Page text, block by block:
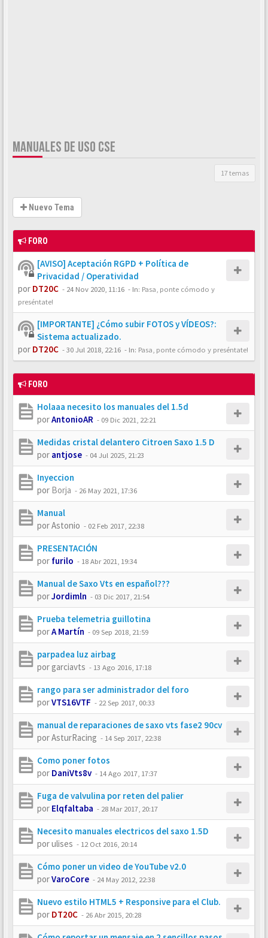
MANUALES DE USO CSE
17 temas
Nuevo Tema
FORO
[AVISO] Aceptación RGPD + Política de
Privacidad / Operatividad
por DT20C - 24 Nov 2020, 11:16 - In: Pasa, ponte cómodo y
preséntate!
[IMPORTANTE] ¿Cómo subir FOTOS y VÍDEOS?:
Sistema actualizado.
por DT20C -30 Jul 2018, 22:16 - In: Pasa, ponte cómodo y preséntate!
FORO
Holaaa necesito los manuales del 1.5d
porAntonioAR - 09 Dic 2021, 22:21
Medidas cristal delantero Citroen Saxo 1.5 D
por antjose - 04 Jul 2025, 21:23
Inyeccion
por Borja - 26 May 2021, 17:36
Manual
porAstonio - 02 Feb 2017, 22:38
PRESENTACIÓN
por furilo - 18 Abr 2021, 19:34
Manual de Saxo Vts en español???
porJordimln - 03 Dic 2017, 21:54
Prueba telemetria guillotina
porA Martín - 09 Sep 2018, 21:59
parpadea luz airbag
porgarciavts - 13 Ago 2016, 17:18
rango para ser administrador del foro
porVTS16VTF - 22 Sep 2017, 00:33
manual de reparaciones de saxo vts fase2 90cv
porAsturRacing - 14 Sep 2017, 22:38
Como poner fotos
por DaniVts8v - 14 Ago 2017, 17:37
Fuga de valvulina por reten del palier
por Elqfaltaba - 28 Mar 2017, 20:17
Necesito manuales electricos del saxo 1.5D
porulises - 12 Oct 2016, 20:14
Cómo poner un video de YouTube v2.0
porVaroCore - 24 May 2012, 22:38
Nuevo estilo HTML5 + Responsive para el Club.
por DT20C - 26 Abr 2015, 20:28